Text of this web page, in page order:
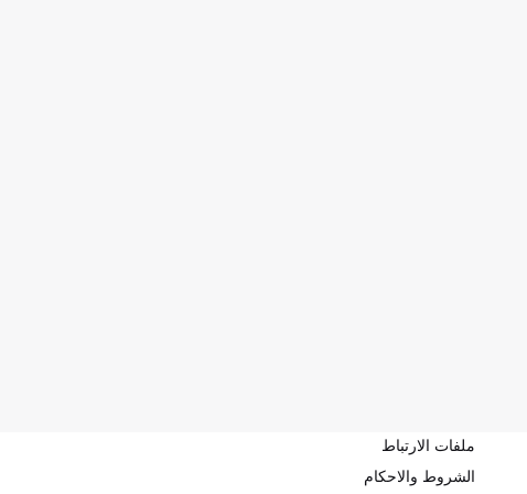
ملفات الارتباط
الشروط والاحكام